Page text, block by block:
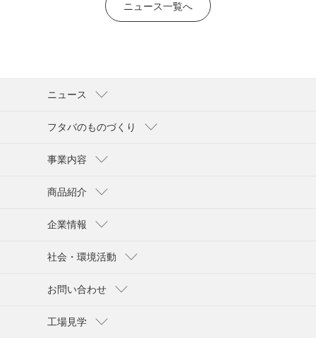
ニュース一覧へ
ニュース
フタバのものづくり
事業内容
商品紹介
企業情報
社会・環境活動
お問い合わせ
工場見学